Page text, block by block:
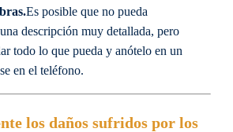
Es posible que no pueda
descripción muy detallada, pero
todo lo que pueda y anótelo en un
en el teléfono.
los daños sufridos por los